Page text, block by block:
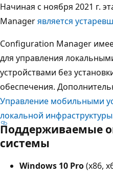
Начиная с ноября 2021 г.
Managerявляется
Configuration Manager
для управления
устройствами без
обеспечения.
Управление мобильными
локальной инфраструктуры
Поддерживаемые
системы
Windows 10 Pro(x86,